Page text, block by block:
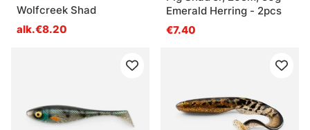
Wolfcreek Shad
alk.€8.20
Emerald Herring - 2pcs
€7.40